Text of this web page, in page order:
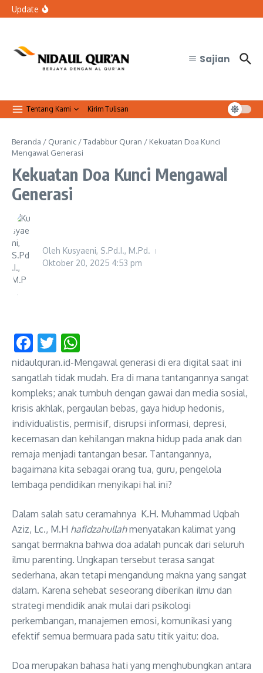
Lewati ke konten
Update
Sajian
Tentang Kami Kirim Tulisan
Beranda / Quranic /Tadabbur Quran / Kekuatan Doa Kunci
Mengawal Generasi
Kekuatan Doa Kunci Mengawal
Generasi
Oleh Kusyaeni, S.Pd.I., M.Pd.
Oktober 20, 2025 4:53 pm
Facebook
Twitter
nidaulquran.id-Mengawal generasi di era digital saat ini
sangatlah tidak mudah. Era di mana tantangannya sangat
kompleks; anak tumbuh dengan gawai dan media sosial,
krisis akhlak, pergaulan bebas, gaya hidup hedonis,
individualistis, permisif, disrupsi informasi, depresi,
kecemasan dan kehilangan makna hidup pada anak dan
remaja menjadi tantangan besar. Tantangannya,
bagaimana kita sebagai orang tua, guru, pengelola
lembaga pendidikan menyikapi hal ini?
Dalam salah satu ceramahnya K.H. Muhammad Uqbah
Aziz, Lc., M.H hafidzahullahmenyatakan kalimat yang
sangat bermakna bahwa doa adalah puncak dari seluruh
ilmu parenting. Ungkapan tersebut terasa sangat
sederhana, akan tetapi mengandung makna yang sangat
dalam. Karena sehebat seseorang diberikan ilmu dan
strategi mendidik anak mulai dari psikologi
perkembangan, manajemen emosi, komunikasi yang
efektif semua bermuara pada satu titik yaitu: doa.
Doa merupakan bahasa hati yang menghubungkan antara